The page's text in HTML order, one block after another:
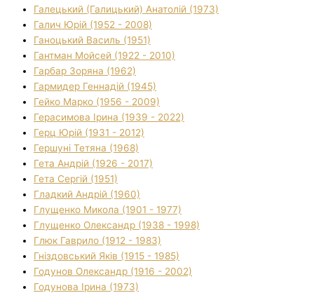
Галецький (Галицький) Анатолій (1973)
Галич Юрій (1952 - 2008)
Ганоцький Василь (1951)
Гантман Мойсей (1922 - 2010)
Гарбар Зоряна (1962)
Гармидер Геннадій (1945)
Гейко Марко (1956 - 2009)
Герасимова Ірина (1939 - 2022)
Герц Юрій (1931 - 2012)
Гершуні Тетяна (1968)
Гета Андрій (1926 - 2017)
Гета Сергій (1951)
Гладкий Андрій (1960)
Глущенко Микола (1901 - 1977)
Глущенко Олександр (1938 - 1998)
Глюк Гаврило (1912 - 1983)
Гніздовський Яків (1915 - 1985)
Годунов Олександр (1916 - 2002)
Годунова Ірина (1973)